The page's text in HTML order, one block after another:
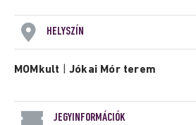
HELYSZÍN
MOMkult |Jókai Mór terem
JEGYINFORMÁCIÓK